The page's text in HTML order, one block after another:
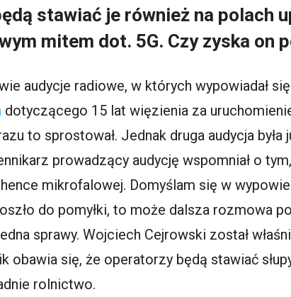
stawiać je również na polach
mitem dot. 5G. Czy zyska on
audycje radiowe, w których wypowiadał
dotyczącego 15 lat więzienia za
to sprostował. Jednak druga audycja
prowadzący audycję wspomniał o
mikrofalowej. Domyślam się w
do pomyłki, to może dalsza rozmowa
sprawy. Wojciech Cejrowski został
obawia się, że operatorzy będą stawiać
rolnictwo.